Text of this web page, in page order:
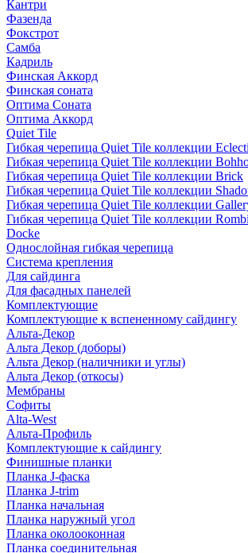
Кантри
Фазенда
Фокстрот
Самба
Кадриль
Финская Аккорд
Финская соната
Оптима Соната
Оптима Аккорд
Quiet Tile
Гибкая черепица Quiet Tile коллекции
Гибкая черепица Quiet Tile коллекции
Гибкая черепица Quiet Tile коллекции Brick
Гибкая черепица Quiet Tile коллекции
Гибкая черепица Quiet Tile коллекции
Гибкая черепица Quiet Tile коллекции
Docke
Однослойная гибкая черепица
Система крепления
Для сайдинга
Для фасадных панелей
Комплектующие
Комплектующие к вспененному сайдингу
Альта-Декор
Альта Декор (доборы)
Альта Декор (наличники и углы)
Альта Декор (откосы)
Мембраны
Софиты
Alta-West
Альта-Профиль
Комплектующие к сайдингу
Финишные планки
Планка J-фаска
Планка J-trim
Планка начальная
Планка наружный угол
Планка околооконная
Планка соединительная